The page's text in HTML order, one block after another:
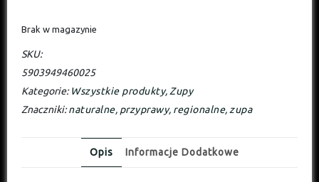
Brak w magazynie
SKU:
5903949460025
Kategorie:Wszystkie produkty, Zupy
Znaczniki:naturalne, przyprawy, regionalne, zupa
Opis Informacje Dodatkowe